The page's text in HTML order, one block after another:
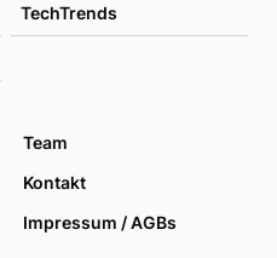
TechTrends
Team
Kontakt
Impressum / AGBs